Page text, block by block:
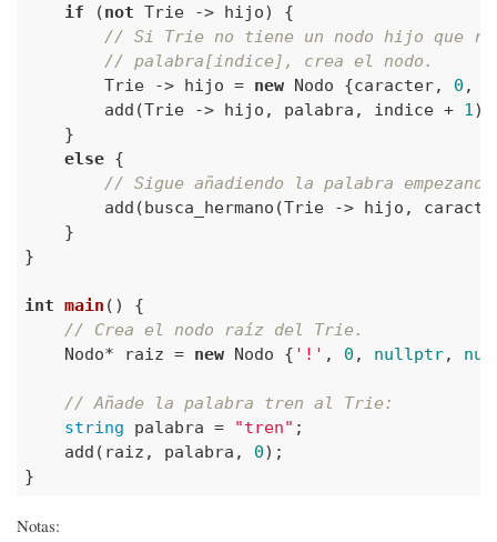
if (not Trie -> hijo) {
// Si Trie no tiene un nodo hijo que
// palabra[indice], crea el nodo.
        Trie -> hijo =
new Nodo {caracter, 0 ,
        add(Trie -> hijo, palabra, indice +
1);
    }
else {
// Sigue añadiendo la palabra
add(busca_hermano(Trie -> hijo,
    }
}
int main ()
{
// Crea el nodo raíz del Trie.
    Nodo* raiz =
new Nodo { '!' , 0 , nullptr,
// Añade la palabra tren al Trie:
string palabra = "tren" ;
    add(raiz, palabra,
0);
}
Notas: